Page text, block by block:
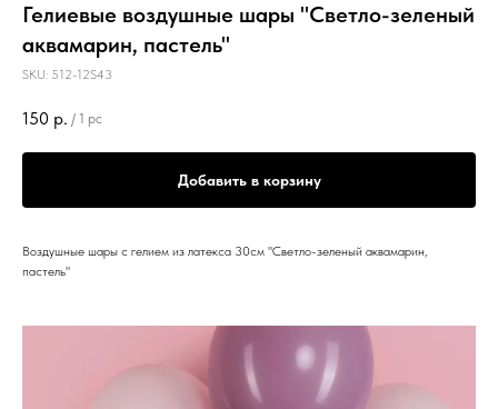
Гелиевые воздушные шары "Светло-зеленый
аквамарин, пастель"
SKU: 512-12S43
150 р. / 1 pc
Добавить в корзину
Воздушные шары с гелием из латекса 30см "Светло-зеленый аквамарин,
пастель"